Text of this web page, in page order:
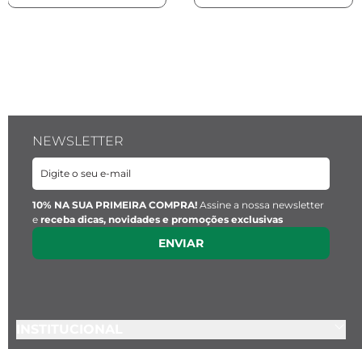
NEWSLETTER
10% NA SUA PRIMEIRA COMPRA! Assine a nossa newsletter
e receba dicas, novidades e promoções exclusivas
ENVIAR